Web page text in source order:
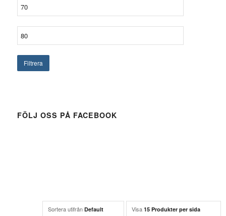
Sortera utifrån Default Visa 15 Produkter per sida
Filtrera
FÖLJ OSS PÅ FACEBOOK